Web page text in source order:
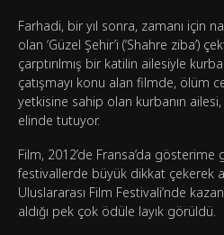
Farhadi, bir yıl sonra, zamanı için
olan ‘Güzel Şehir’i (‘Shahre ziba’)
çarptırılmış bir katilin ailesiyle
çatışmayı konu alan filmde, ölüm
yetkisine sahip olan kurbanın
elinde tutuyor.
Film, 2012’de Fransa’da
festivallerde büyük dikkat çekerek
Uluslararası Film Festivali’nde
aldığı pek çok ödüle layık görüldü.